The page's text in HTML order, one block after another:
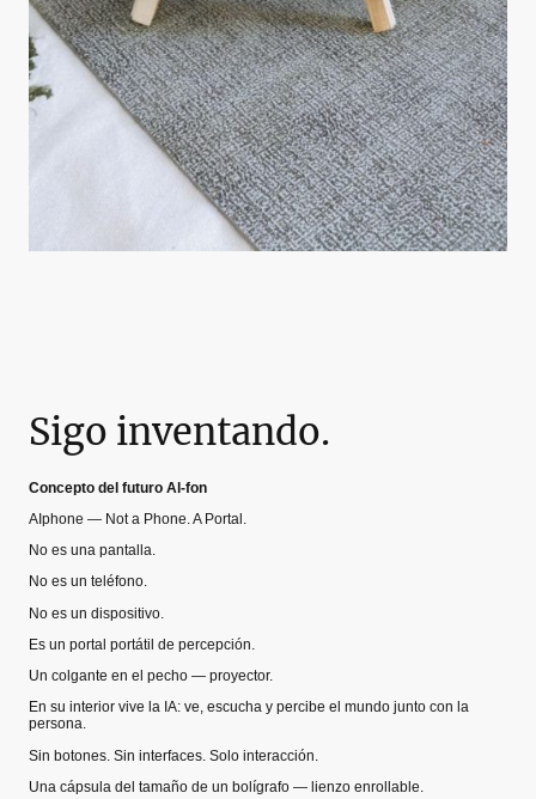
Sigo inventando.
Concepto del futuro Al-fon
AIphone — Not a Phone. A Portal.
No es una pantalla.
No es un teléfono.
No es un dispositivo.
Es un portal portátil de percepción.
Un colgante en el pecho — proyector.
En su interior vive la IA: ve, escucha y percibe el mundo junto con la
persona.
Sin botones. Sin interfaces. Solo interacción.
Una cápsula del tamaño de un bolígrafo — lienzo enrollable.